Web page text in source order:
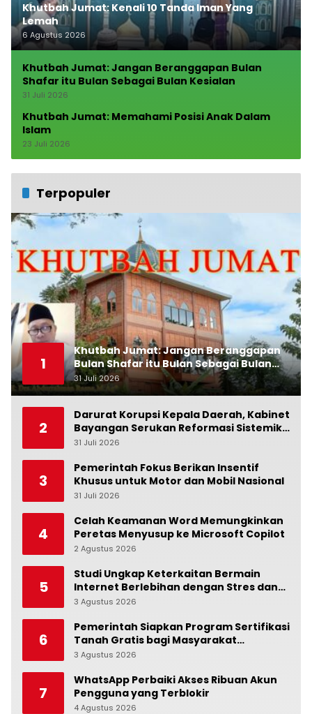
Khutbah Jumat: Kenali 10 Tanda Iman Yang
Lemah
6 Agustus 2026
Khutbah Jumat: Jangan Beranggapan Bulan
Shafar itu Bulan Sebagai Bulan Kesialan
31 Juli 2026
Khutbah Jumat: Memahami Posisi Anak Dalam
Islam
23 Juli 2026
Terpopuler
1
Khutbah Jumat: Jangan Beranggapan
Bulan Shafar itu Bulan Sebagai Bulan
Kesialan
31 Juli 2026 0
2
Darurat Korupsi Kepala Daerah, Kabinet
Bayangan Serukan Reformasi Sistemik:
Penindakan Saja Tidak Cukup!
31 Juli 2026
3
Pemerintah Fokus Berikan Insentif
Khusus untuk Motor dan Mobil Nasional
31 Juli 2026
4
Celah Keamanan Word Memungkinkan
Peretas Menyusup ke Microsoft Copilot
2 Agustus 2026
5
Studi Ungkap Keterkaitan Bermain
Internet Berlebihan dengan Stres dan
Suasana Hati
3 Agustus 2026
6
Pemerintah Siapkan Program Sertifikasi
Tanah Gratis bagi Masyarakat
Berpenghasilan Rendah
3 Agustus 2026
7
WhatsApp Perbaiki Akses Ribuan Akun
Pengguna yang Terblokir
4 Agustus 2026